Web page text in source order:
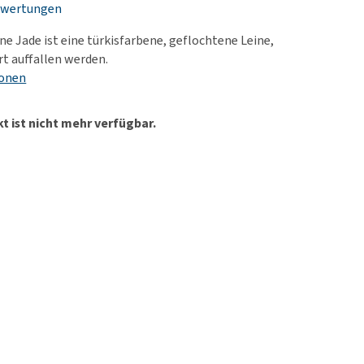
, Nieren- und
Fellprobleme und
ansehen
Jade ist eine türkisfarbene, geflochtene Leine,
auffallen werden.
ist nicht mehr verfügbar.